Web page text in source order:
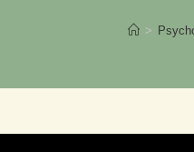
>